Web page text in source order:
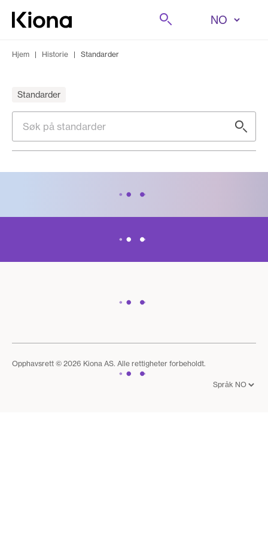
Hopp til innhold
Gå til forsiden
Søk på
Hjem | Historie | Standarder
Standarder
Søk på standarder
Opphavsrett © 2026 Kiona AS. Alle rettigheter forbeholdt.